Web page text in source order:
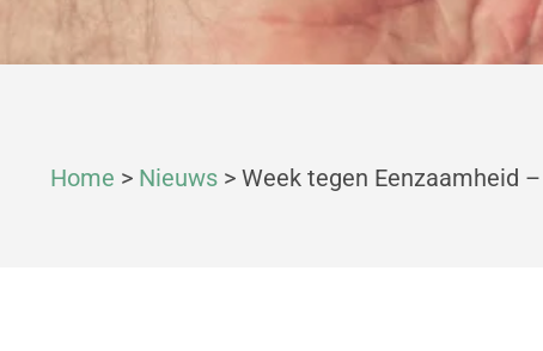
Home > Nieuws > Week tegen Eenzaamheid